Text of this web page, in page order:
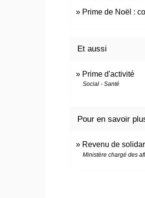
Prime de Noël :
Et aussi
Prime d'activité
Social - Santé
Pour en savoir
Revenu de
Ministère chargé des